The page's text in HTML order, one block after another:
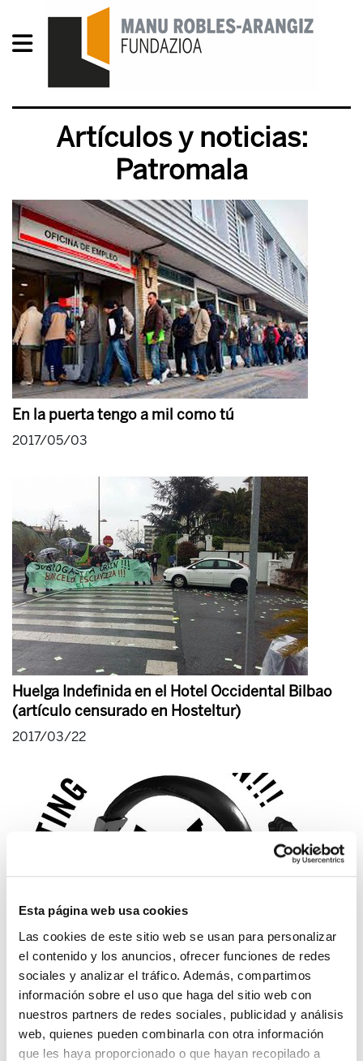
Esta página web usa cookies
Las cookies de este sitio web se usan para personalizar
el contenido y los anuncios, ofrecer funciones de redes
sociales y analizar el tráfico. Además, compartimos
información sobre el uso que haga del sitio web con
nuestros partners de redes sociales, publicidad y análisis
web, quienes pueden combinarla con otra información
que les haya proporcionado o que hayan recopilado a
Artículos y noticias:
Patromala
En la puerta tengo a mil como tú
2017/05/03
Huelga Indefinida en el Hotel Occidental Bilbao
(artículo censurado en Hosteltur)
2017/03/22
Sancionan a una trabajadora con 45 días sin
empleo y sueldo por dos tuits
2017/02/23